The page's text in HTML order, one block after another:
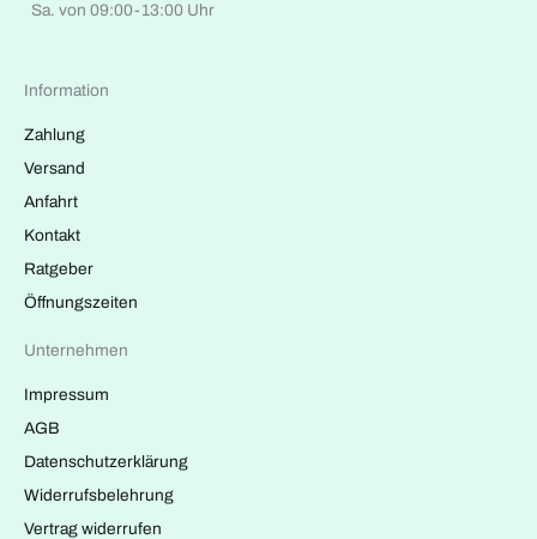
Sa. von 09:00-13:00 Uhr
Information
Zahlung
Versand
Anfahrt
Kontakt
Ratgeber
Öffnungszeiten
Unternehmen
Impressum
AGB
Datenschutzerklärung
Widerrufsbelehrung
Vertrag widerrufen